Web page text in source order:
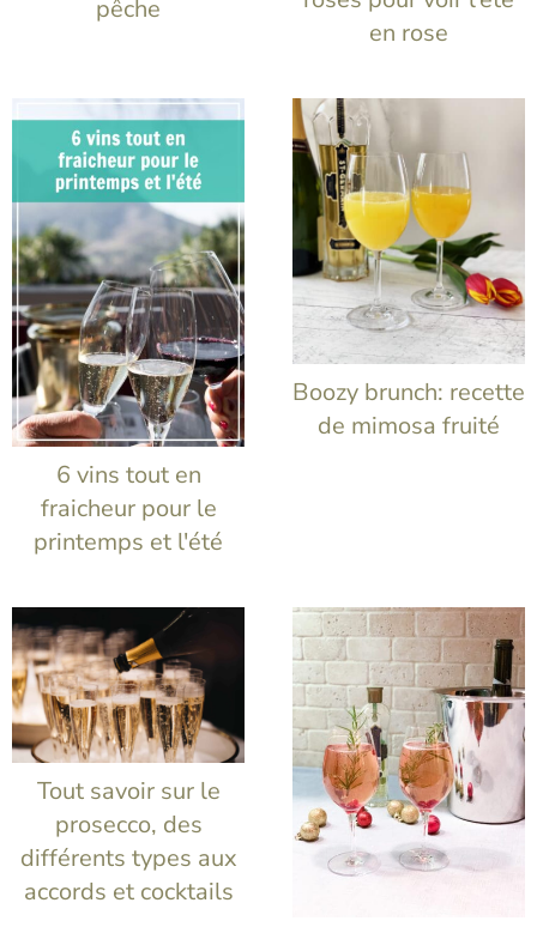
pêche
en rose
6 vins tout en
fraicheur pour le
printemps et l'été
Boozy brunch: recette
de mimosa fruité
Tout savoir sur le
prosecco, des
différents types aux
accords et cocktails